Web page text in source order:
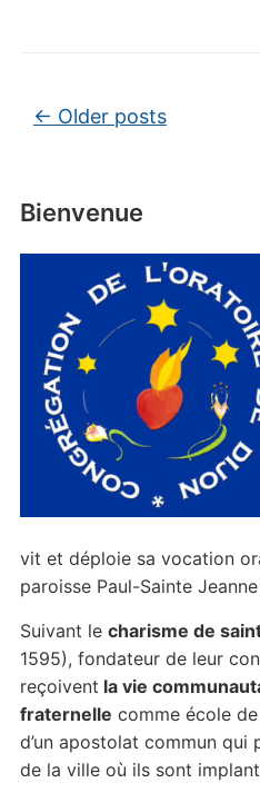
Bienvenue
vit et déploie sa vocation
paroisse Paul-Sainte
Suivant le charisme de
1595), fondateur de leur
reçoivent la vie
fraternelle comme école
d’un apostolat commun qui
de la ville où ils sont
Post navigation
← Older posts